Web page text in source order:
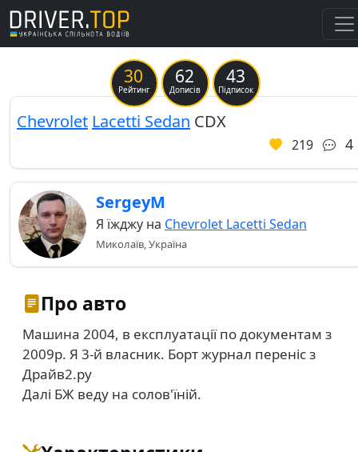
30
Рейтинг
62
Дописів
43
Підписок
Previous
Chevrolet Lacetti Sedan CDX
219 4
SergeyM
Я їжджу на Chevrolet Lacetti Sedan
Миколаїв, Україна
Про авто
Машина 2004, в експлуатації по документам з
2009р. Я 3-й власник. Борт журнал переніс з
Драйв2.ру
Далі БЖ веду на солов'їній.